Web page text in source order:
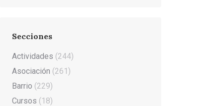
Secciones
Actividades (244)
Asociación (261)
Barrio (229)
Cursos (18)